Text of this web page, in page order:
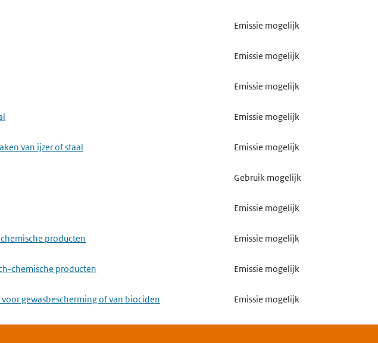
Emissie mogelijk
Emissie mogelijk
Emissie mogelijk
Emissie mogelijk
van ijzer of staal Emissie mogelijk
Gebruik mogelijk
Emissie mogelijk
producten Emissie mogelijk
chemische producten Emissie mogelijk
gewasbescherming of van biociden Emissie mogelijk